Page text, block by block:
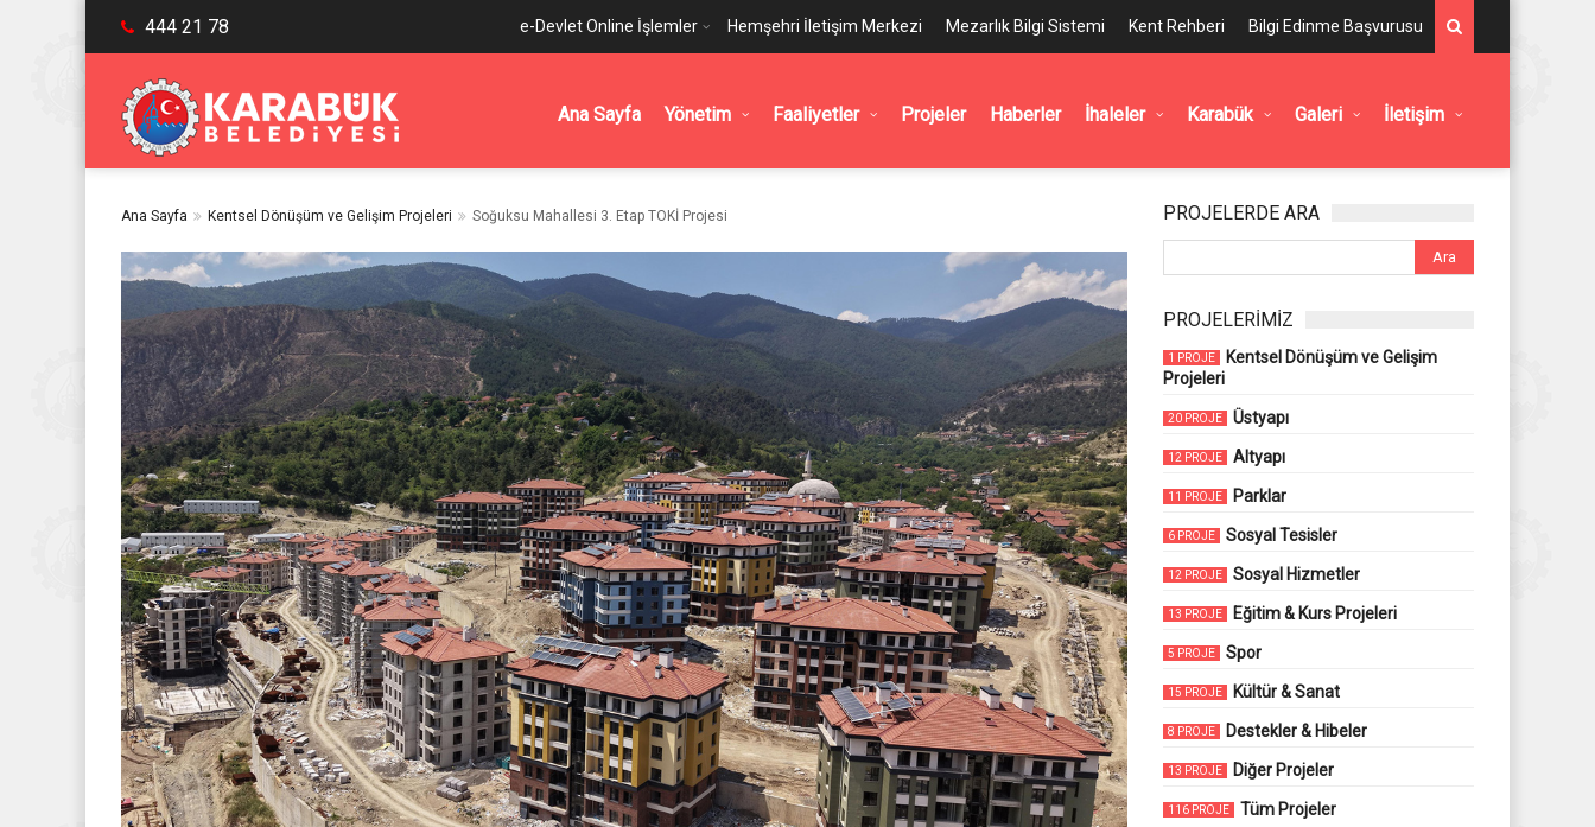
444 21 78 e-Devlet Online İşlemler Hemşehri İletişim Merkezi Mezarlık Bilgi Sistemi Kent Rehberi Bilgi Edinme Başvurusu
Ana Sayfa Yönetim Faaliyetler Projeler Haberler İhaleler Karabük Galeri İletişim
Ana Sayfa Kentsel Dönüşüm ve Gelişim Projeleri Soğuksu Mahallesi 3. Etap TOKİ Projesi PROJELERDE ARA
PROJELERİMİZ
1 PROJE
Kentsel Dönüşüm ve Gelişim
Projeleri
20 PROJE Üstyapı
12 PROJE Altyapı
11 PROJE Parklar
6 PROJE Sosyal Tesisler
12 PROJE Sosyal Hizmetler
13 PROJE Eğitim & Kurs Projeleri
5 PROJE Spor
15 PROJE Kültür & Sanat
8 PROJE Destekler & Hibeler
13 PROJE Diğer Projeler
116 PROJE Tüm Projeler